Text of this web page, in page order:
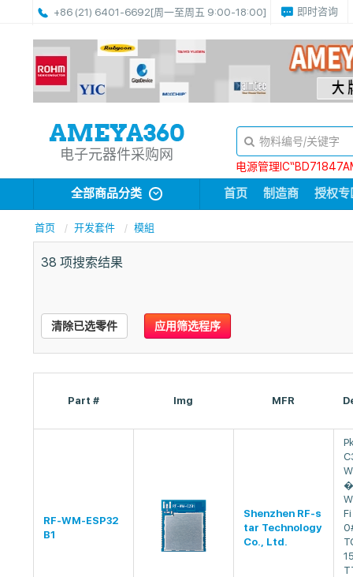
+86 (21) 6401-6692[周一至周五 9:00-18:00] 即时咨询
电子元器件采购网
电源管理
全部商品分类 首页 制造商 授权专
首页 开发套件 模組
38 项搜索结果
清除已选零件 应用筛选程序
Part # Img MFR
RF-WM-ESP32
B1
Shenzhen RF-s
tar Technology
Co., Ltd.